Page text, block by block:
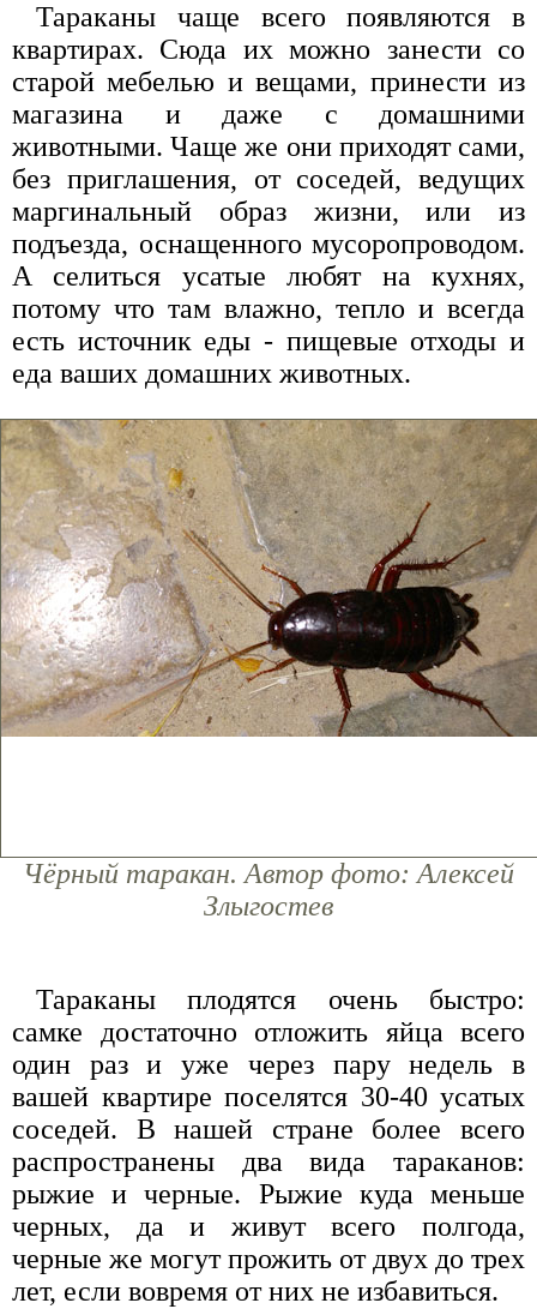
Тараканы чаще всего появляются в
квартирах. Сюда их можно занести со
старой мебелью и вещами, принести из
магазина и даже с домашними
животными. Чаще же они приходят сами,
без приглашения, от соседей, ведущих
маргинальный образ жизни, или из
подъезда, оснащенного мусоропроводом.
А селиться усатые любят на кухнях,
потому что там влажно, тепло и всегда
есть источник еды - пищевые отходы и
еда ваших домашних животных.
Чёрный таракан. Автор фото: Алексей
Злыгостев
Тараканы плодятся очень быстро:
самке достаточно отложить яйца всего
один раз и уже через пару недель в
вашей квартире поселятся 30-40 усатых
соседей. В нашей стране более всего
распространены два вида тараканов:
рыжие и черные. Рыжие куда меньше
черных, да и живут всего полгода,
черные же могут прожить от двух до трех
лет, если вовремя от них не избавиться.